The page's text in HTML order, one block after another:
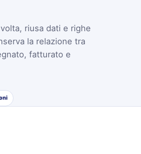
riusa dati e righe
la relazione tra
fatturato e